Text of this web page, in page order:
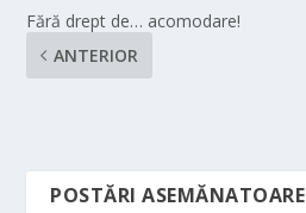
Fără drept de… acomodare!
ANTERIOR
POSTĂRI ASEMĂNATOARE